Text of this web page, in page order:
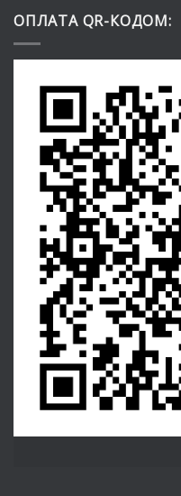
ОПЛАТА QR-КОДОМ: